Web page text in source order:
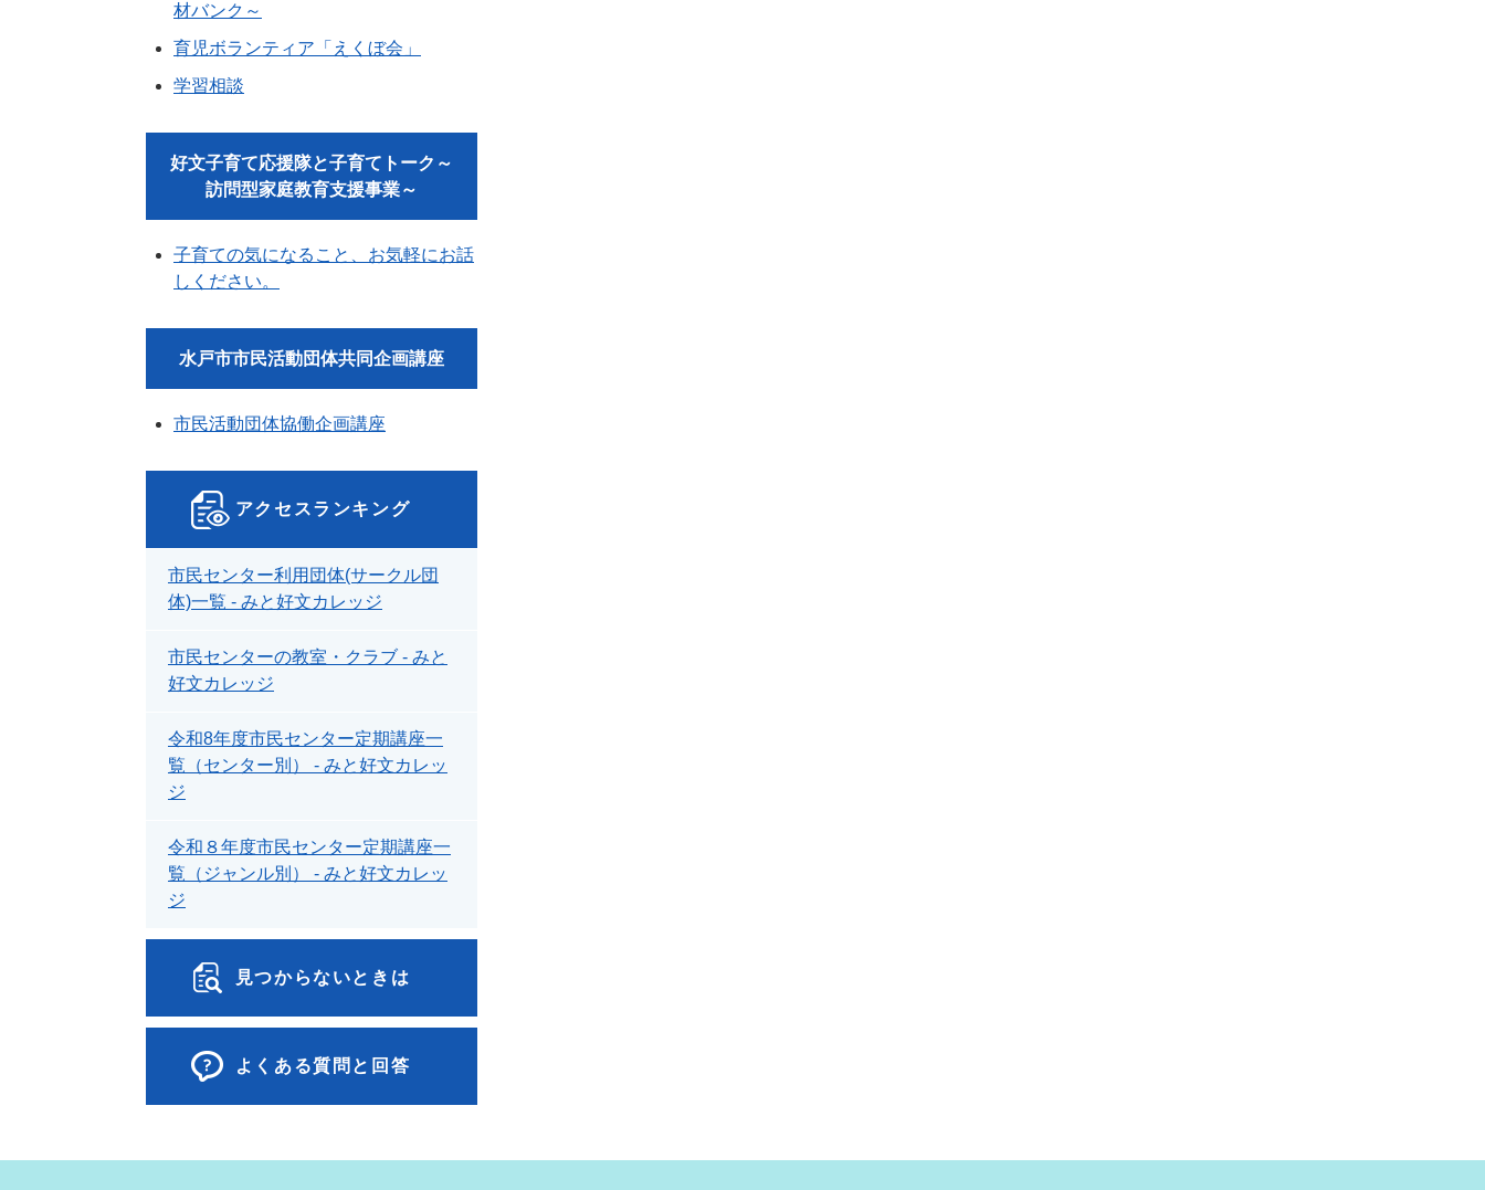
材バンク～
育児ボランティア「えくぼ会」
学習相談
好文子育て応援隊と子育てトーク～
訪問型家庭教育支援事業～
子育ての気になること、お気軽にお話
しください。
水戸市市民活動団体共同企画講座
市民活動団体協働企画講座
アクセスランキング
市民センター利用団体(サークル団
体)一覧 - みと好文カレッジ
市民センターの教室・クラブ - みと
好文カレッジ
令和8年度市民センター定期講座一
覧（センター別） - みと好文カレッ
ジ
令和８年度市民センター定期講座一
覧（ジャンル別） - みと好文カレッ
ジ
見つからないときは
よくある質問と回答